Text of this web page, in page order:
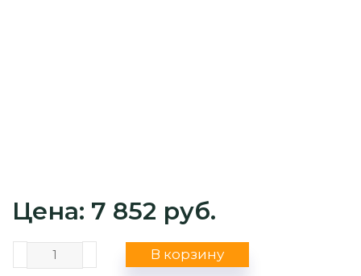
Цена: 7 852 руб.
В корзину